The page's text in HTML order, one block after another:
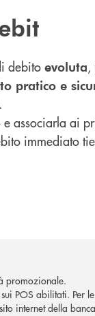
debito evoluta,
pratico e
associarla ai
immediato
promozionale.
POS abilitati.
internet della